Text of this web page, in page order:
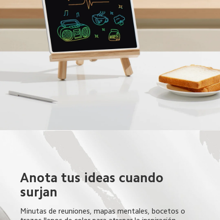
Anota tus ideas cuando
surjan
Minutas de reuniones, mapas mentales, bocetos o